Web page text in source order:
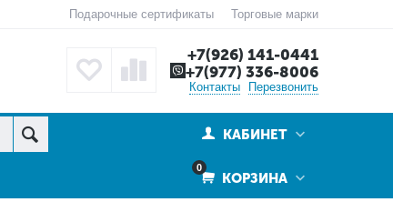
Подарочные сертификаты Торговые марки
+7(926) 141-0441
+7(977) 336-8006
Контакты Перезвонить
КАБИНЕТ
0
КОРЗИНА